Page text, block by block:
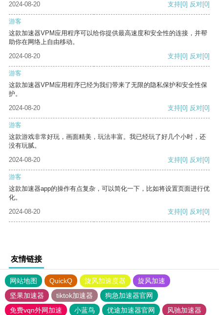
2024-08-20
支持[0] 反对[0]
游客
这款加速器VPM应用程序可以给你提供最高速度和安全性的连接，并帮
助你在网络上自由移动。
2024-08-20
支持[0] 反对[0]
游客
这款加速器VPM应用程序已经为我们带来了无限的隐私保护和安全性保
护。
2024-08-20
支持[0] 反对[0]
游客
这款游戏非常好玩，画面精美，玩法丰富。我已经玩了好几个小时，还
没有玩腻。
2024-08-20
支持[0] 反对[0]
游客
这款加速器app的操作有点复杂，可以简化一下，比如将设置页面进行优
化。
2024-08-20
支持[0] 反对[0]
友情链接
网站地图 QuickQ 旋风加速度器
旋风加速
坚果加速器
tiktok加速器
狗急加速器官网
免费vqn外网加速
小蓝鸟 优途加速器官网
风驰加速器